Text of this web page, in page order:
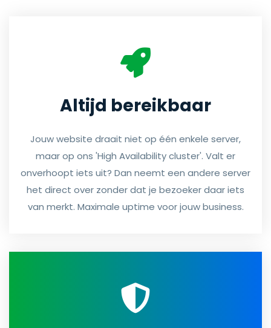
Altijd bereikbaar
Jouw website draait niet op één enkele server,
maar op ons 'High Availability cluster'. Valt er
onverhoopt iets uit? Dan neemt een andere server
het direct over zonder dat je bezoeker daar iets
van merkt. Maximale uptime voor jouw business.